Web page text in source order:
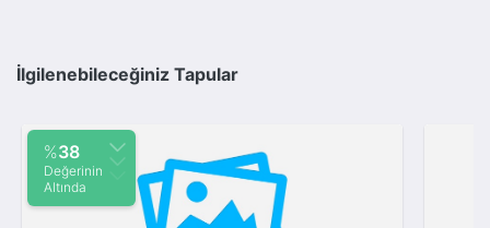
İlgilenebileceğiniz Tapular
%38
Değerinin
Altında